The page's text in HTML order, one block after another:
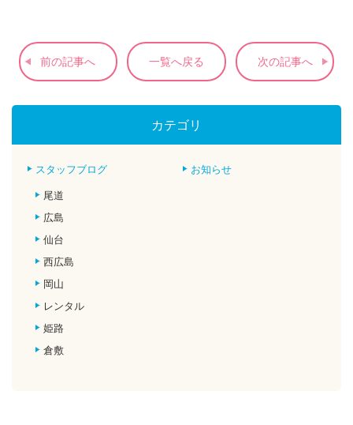
前の記事へ 一覧へ戻る 次の記事へ
カテゴリ
スタッフブログ
尾道
広島
仙台
西広島
岡山
レンタル
姫路
倉敷
お知らせ